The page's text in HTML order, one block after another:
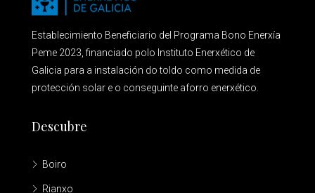
Establecimiento Beneficiario del Programa Bono Enerxía
Peme 2023, financiado polo Instituto Enerxético de
Galicia para a instalación do toldo como medida de
protección solar e o conseguinte aforro enerxético.
Descubre
Boiro
Rianxo